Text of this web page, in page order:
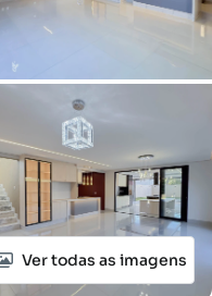
Ver todas as imagens